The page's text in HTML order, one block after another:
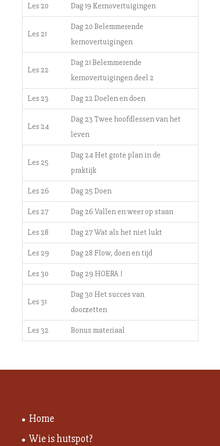
Les 20 Dag 19 Kernovertuigingen
Les 21
Dag 20 Belemmerende
kernovertuigingen
Les 22
Dag 21 Belemmerende
kernovertuigingen deel 2
Les 23 Dag 22 Doelen en doen
Les 24
Dag 23 Twee hoofdlessen van het
leven
Les 25
Dag 24 Het grote plan in de
praktijk
Les 26 Dag 25 Doen
Les 27 Dag 26 Vallen en weer op staan
Les 28 Dag 27 Wat als het niet lukt
Les 29 Dag 28 Flow, doen en tijd
Les 30 Dag 29 HOERA !
Les 31
Dag 30 Het succes van
doorzetten
Les 32 Bonus materiaal
Home
Wie is hutspot?